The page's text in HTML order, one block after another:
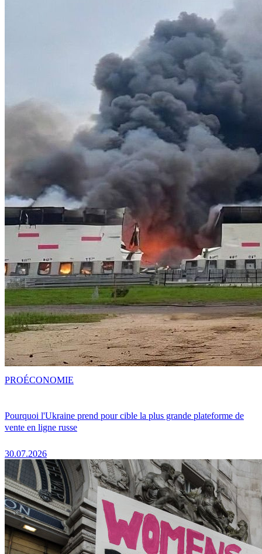
Pourquoi l'Ukraine prend pour cible la plus grande plateforme de
vente en ligne russe
30.07.2026
PROÉCONOMIE